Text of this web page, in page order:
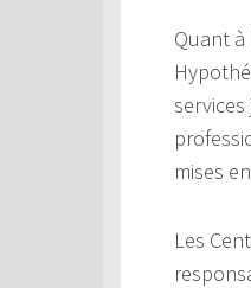
Quant à
mises
Les